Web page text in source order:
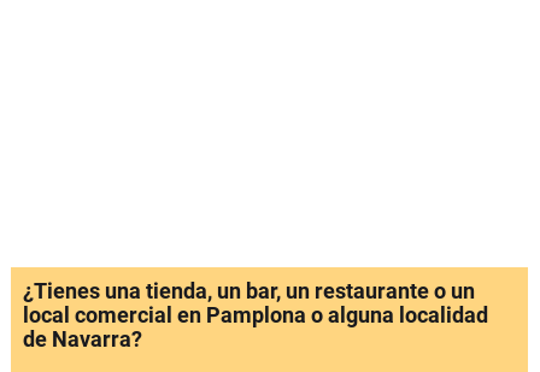
¿Tienes una tienda, un bar, un restaurante o un
local comercial en Pamplona o alguna localidad
de Navarra?